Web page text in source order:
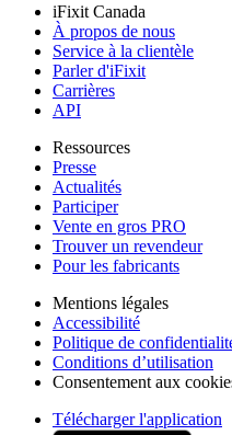
iFixit Canada
À propos de nous
Service à la clientèle
Parler d'iFixit
Carrières
API
Ressources
Presse
Actualités
Participer
Vente en gros PRO
Trouver un revendeur
Pour les fabricants
Mentions légales
Accessibilité
Politique de
Conditions d’utilisation
Consentement aux
Télécharger l'application